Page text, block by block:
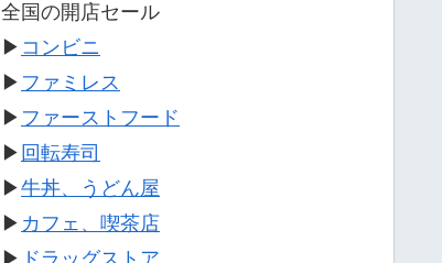
全国の開店セール
▶ コンビニ
▶ ファミレス
▶ ファーストフード
▶ 回転寿司
▶牛丼、うどん屋
▶ カフェ、喫茶店